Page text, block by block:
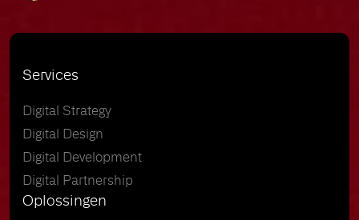
Services
Digital Strategy
Digital Design
Digital Development
Digital Partnership
Oplossingen